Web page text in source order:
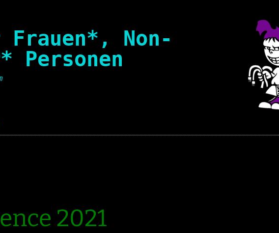
Non-
2021